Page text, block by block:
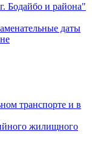
Бодайбо и района"
даты
транспорте и в
жилищного